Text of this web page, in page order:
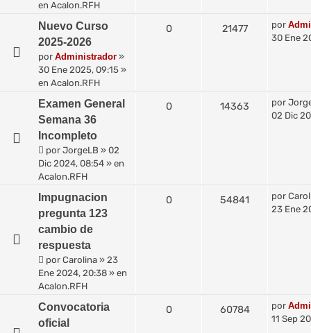
en Acalon.RFH
Nuevo Curso
2025-2026
por Administrador »
30 Ene 2025, 09:15 »
en Acalon.RFH
0 21477 por
30 Ene
Examen General
Semana 36
Incompleto
por JorgeLB » 02
Dic 2024, 08:54 » en
Acalon.RFH
0 14363 por
02 Dic
Impugnacion
pregunta 123
cambio de
respuesta
por Carolina » 23
Ene 2024, 20:38 » en
Acalon.RFH
0 54841 por
23 Ene
Convocatoria
oficial
0 60784 por
11 Sep